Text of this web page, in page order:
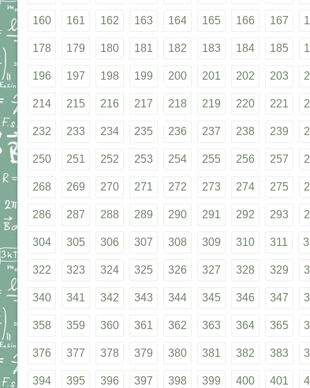
160 161 162 163 164 165 166 167
178 179 180 181 182 183 184 185
196 197 198 199 200 201 202 203
214 215 216 217 218 219 220 221
232 233 234 235 236 237 238 239
250 251 252 253 254 255 256 257
268 269 270 271 272 273 274 275
286 287 288 289 290 291 292 293
304 305 306 307 308 309 310 311
322 323 324 325 326 327 328 329
340 341 342 343 344 345 346 347
358 359 360 361 362 363 364 365
376 377 378 379 380 381 382 383
394 395 396 397 398 399 400 401